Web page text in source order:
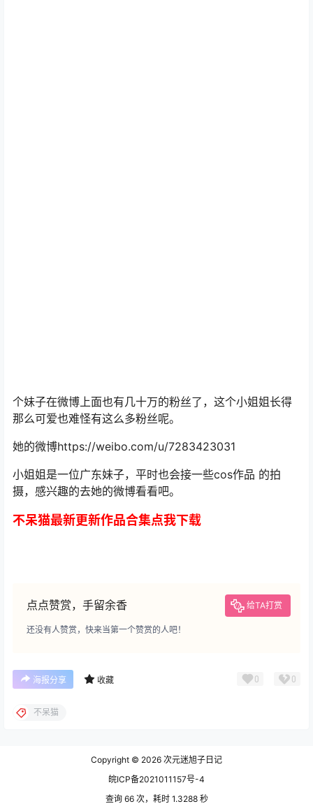
个妹子在微博上面也有几十万的粉丝了，这个小姐姐长得
那么可爱也难怪有这么多粉丝呢。
她的微博https://weibo.com/u/7283423031
小姐姐是一位广东妹子，平时也会接一些cos作品 的拍
摄，感兴趣的去她的微博看看吧。
不呆猫最新更新作品合集点我下载
点点赞赏，手留余香 给TA打赏
还没有人赞赏，快来当第一个赞赏的人吧！
海报分享 收藏 0 0
不呆猫
Copyright © 2026 次元迷旭子日记
皖ICP备2021011157号-4
查询 66 次，耗时 1.3288 秒